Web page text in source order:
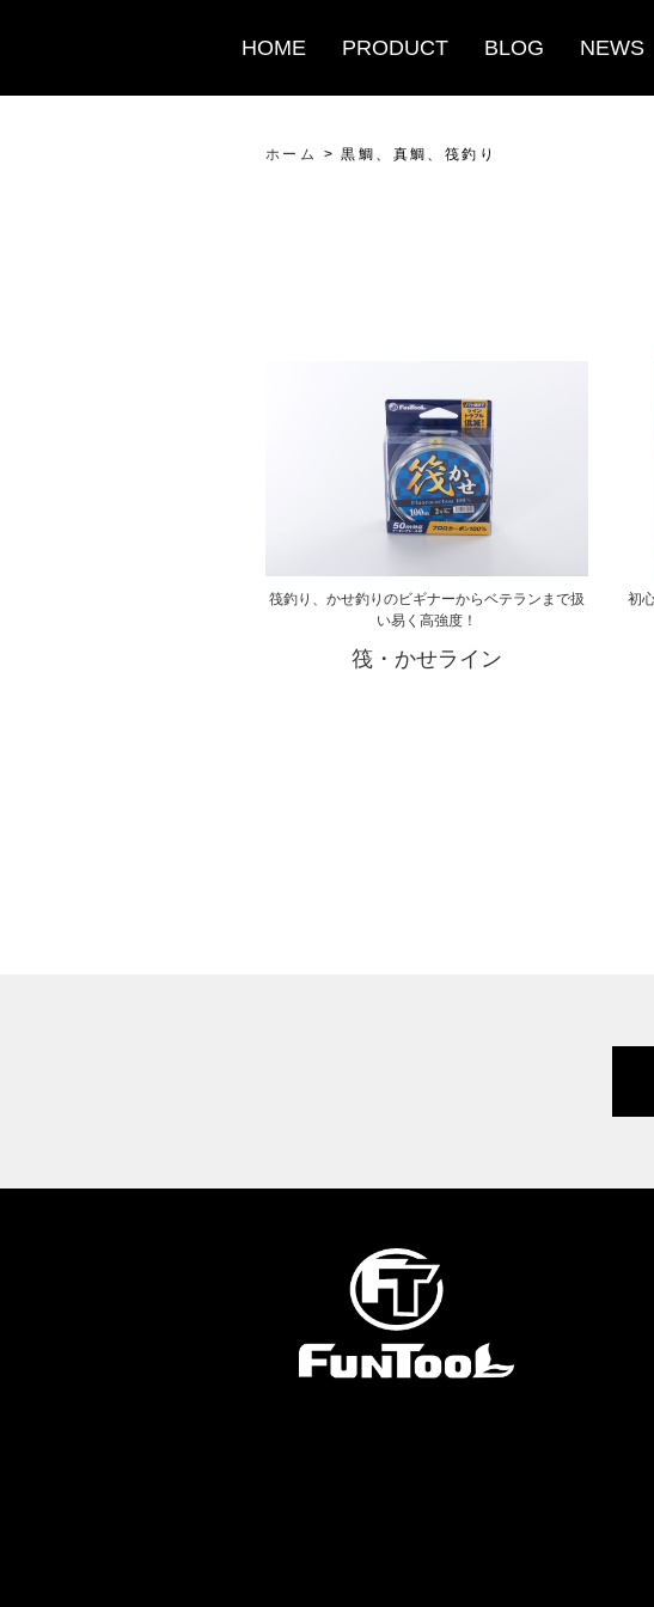
HOME PRODUCT BLOG NEWS
ホーム >黒鯛、真鯛、筏釣り
筏釣り、かせ釣りのビギナーからベテランまで扱
い易く高強度！
筏・かせライン
初